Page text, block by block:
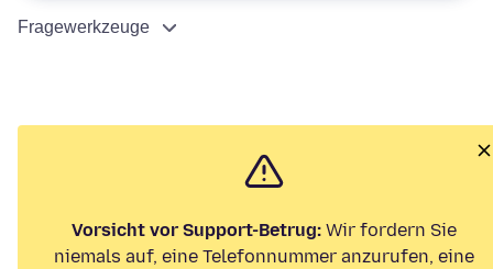
Fragewerkzeuge
Vorsicht vor Support-Betrug: Wir fordern Sie
niemals auf, eine Telefonnummer anzurufen, eine